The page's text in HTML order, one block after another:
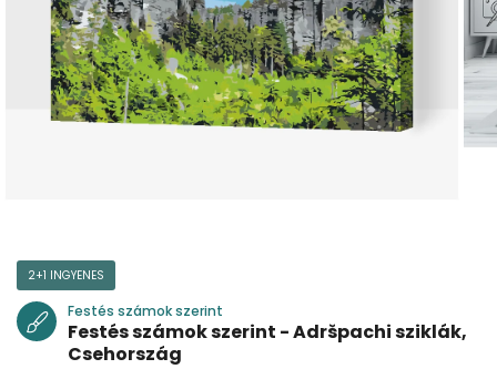
2+1 INGYENES
Festés számok szerint
Festés számok szerint - Adršpachi sziklák,
Csehország